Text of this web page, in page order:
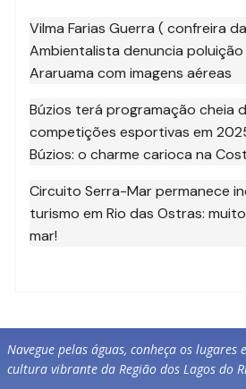
Vilma Farias Guerra ( confreira
Ambientalista denuncia poluição
Araruama com imagens aéreas
Búzios terá programação cheia
competições esportivas em
Búzios: o charme carioca na
Circuito Serra-Mar permanece
turismo emRio das Ostras:
mar!
Navegue pelas águas, conheça os lugares
cultura vibrante da Região dos Lagos do